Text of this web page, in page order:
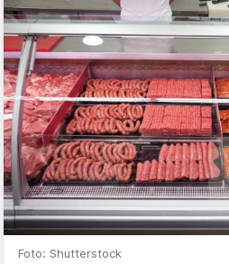
Foto: Shutterstock